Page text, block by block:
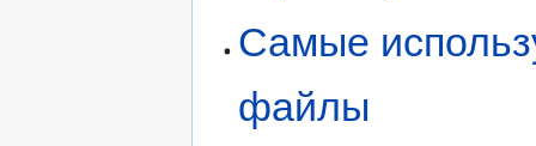
Самые
файлы